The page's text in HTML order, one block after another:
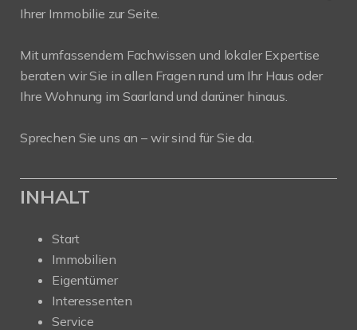
Ihrer Immobilie zur Seite.
Mit umfassendem Fachwissen und lokaler Expertise
beraten wir Sie in allen Fragen rund um Ihr Haus oder
Ihre Wohnung im Saarland und darüner hinaus.
Sprechen Sie uns an – wir sind für Sie da.
INHALT
Start
Immobilien
Eigentümer
Interessenten
Service